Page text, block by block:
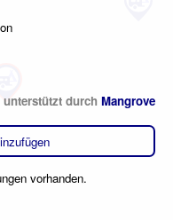
unterstützt durch Mangrove
vorhanden.